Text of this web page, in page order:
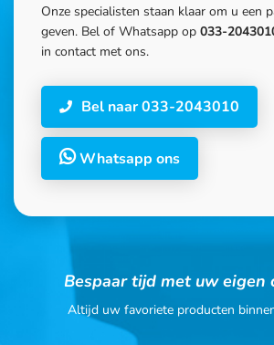
Onze specialisten staan klaar om u een
geven. Bel of Whatsapp op 033-
in contact met ons.
Bel naar 033-2043010
Whatsapp ons
Bespaar tijd met uw eigen
Altijd uw favoriete producten